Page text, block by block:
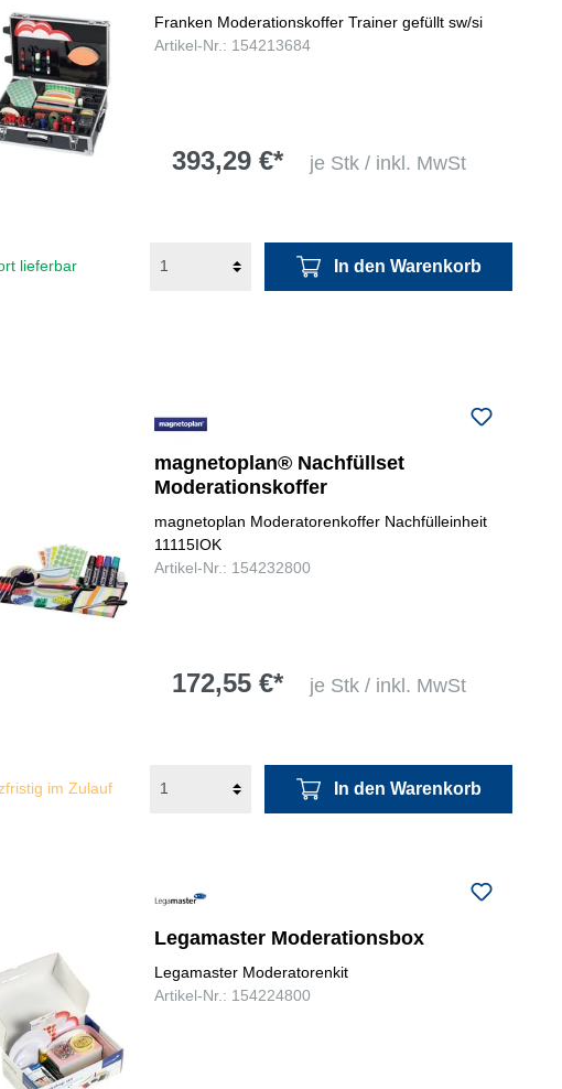
Franken Moderationskoffer Trainer gefüllt sw/si
Artikel-Nr.: 154213684
393,29 €* je Stk / inkl. MwSt
lieferbar In den Warenkorb
magnetoplan® Nachfüllset
Moderationskoffer
magnetoplan Moderatorenkoffer Nachfülleinheit
11115IOK
Artikel-Nr.: 154232800
172,55 €* je Stk / inkl. MwSt
im Zulauf In den Warenkorb
Legamaster Moderationsbox
Legamaster Moderatorenkit
Artikel-Nr.: 154224800